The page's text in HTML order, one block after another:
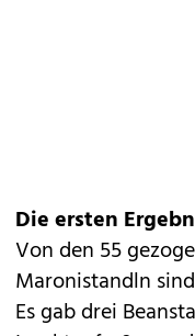
Die ersten
Von den 55
Maronistandln
Es gab drei